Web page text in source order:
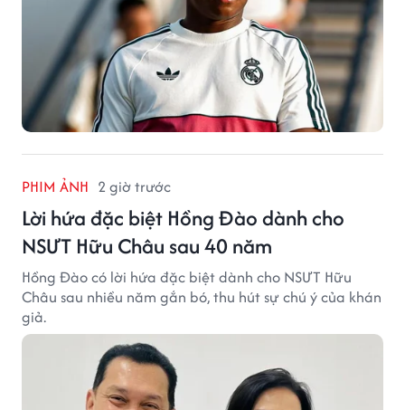
PHIM ẢNH 2 giờ trước
Lời hứa đặc biệt Hồng Đào dành cho
NSƯT Hữu Châu sau 40 năm
Hồng Đào có lời hứa đặc biệt dành cho NSƯT Hữu
Châu sau nhiều năm gắn bó, thu hút sự chú ý của khán
giả.